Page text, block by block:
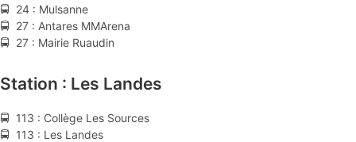
🚍 24 : Mulsanne
🚍 27 : Antares MMArena
🚍 27 : Mairie Ruaudin
Station : Les Landes
🚍 113 : Collège Les Sources
🚍 113 : Les Landes